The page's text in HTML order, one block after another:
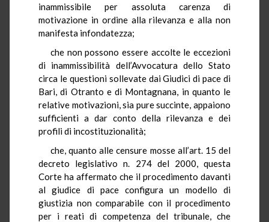
inammissibile per assoluta carenza di
motivazione in ordine alla rilevanza e alla non
manifesta infondatezza;
che non possono essere accolte le eccezioni
di inammissibilità dell’Avvocatura dello Stato
circa le questioni sollevate dai Giudici di pace di
Bari, di Otranto e di Montagnana, in quanto le
relative motivazioni, sia pure succinte, appaiono
sufficienti a dar conto della rilevanza e dei
profili di incostituzionalità;
che, quanto alle censure mosse all’art. 15 del
decreto legislativo n. 274 del 2000, questa
Corte ha affermato che il procedimento davanti
al giudice di pace configura un modello di
giustizia non comparabile con il procedimento
per i reati di competenza del tribunale, che